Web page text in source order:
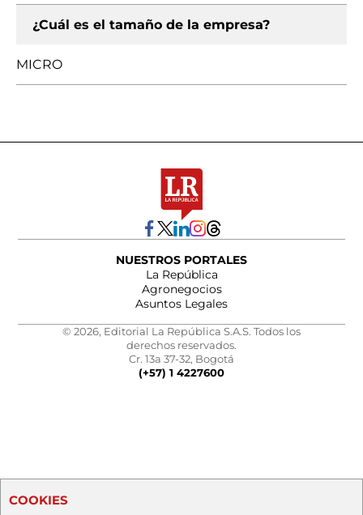
¿Cuál es el tamaño de la empresa?
MICRO
NUESTROS PORTALES
La República
Agronegocios
Asuntos Legales
© 2026, Editorial La República S.A.S. Todos los
derechos reservados.
Cr. 13a 37-32, Bogotá
(+57) 1 4227600
COOKIES